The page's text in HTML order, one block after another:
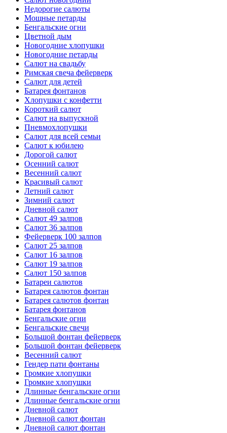
Недорогие салюты
Мощные петарды
Бенгальские огни
Цветной дым
Новогодние хлопушки
Новогодние петарды
Салют на свадьбу
Римская свеча фейерверк
Салют для детей
Батарея фонтанов
Хлопушки с конфетти
Короткий салют
Салют на выпускной
Пневмохлопушки
Салют для всей семьи
Салют к юбилею
Дорогой салют
Осенний салют
Весенний салют
Красивый салют
Летний салют
Зимний салют
Дневной салют
Салют 49 залпов
Салют 36 залпов
Фейерверк 100 залпов
Салют 25 залпов
Салют 16 залпов
Салют 19 залпов
Салют 150 залпов
Батареи салютов
Батарея салютов фонтан
Батарея салютов фонтан
Батарея фонтанов
Бенгальские огни
Бенгальские свечи
Большой фонтан фейерверк
Большой фонтан фейерверк
Весенний салют
Гендер пати фонтаны
Громкие хлопушки
Громкие хлопушки
Длинные бенгальские огни
Длинные бенгальские огни
Дневной салют
Дневной салют фонтан
Дневной салют фонтан